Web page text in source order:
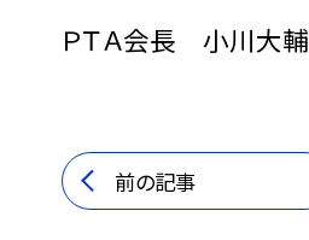
ＰＴＡ会長 小川大輔
前の記事